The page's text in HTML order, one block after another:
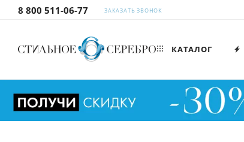
8 800 511-06-77 ЗАКАЗАТЬ ЗВОНОК
КАТАЛОГ